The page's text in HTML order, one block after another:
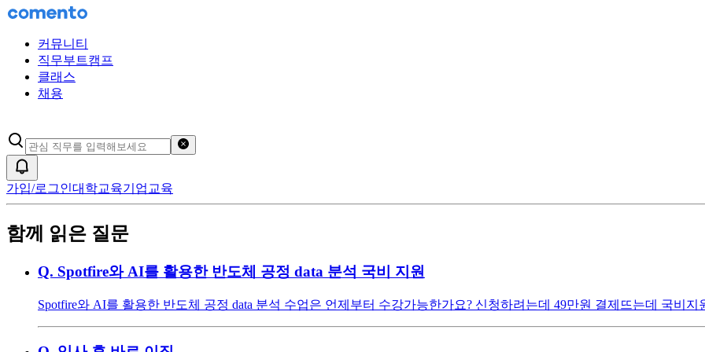
커뮤니티
직무부트캠프
클래스
채용
가입/로그인대학교육기업교육
함께 읽은 질문
Q. Spotfire와 AI를 활용한 반도체 공정 data 분석 국비 지원
Spotfire와 AI를 활용한 반도체 공정 data 분석 수업은 언제부터 수강가능한가요? 신청하려는데 49만원 결제뜨는데 국비지